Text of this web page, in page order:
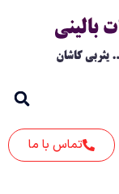
تماس با ما